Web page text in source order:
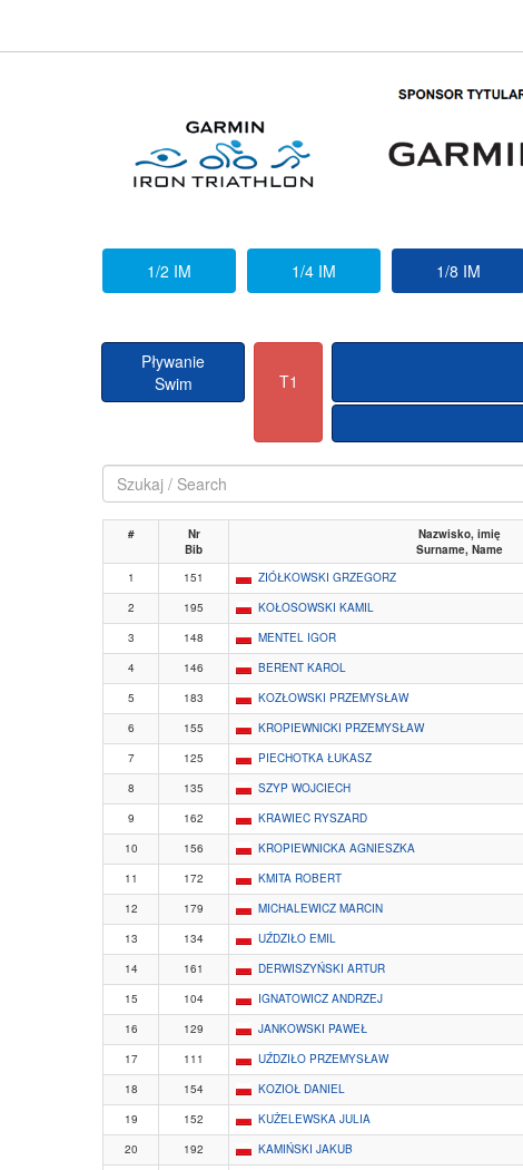
1/2 IM 1/4 IM 1/8 IM
Pływanie
Swim
T1
#
Nr
Bib
Nazwisko, imię
Surname, Name
1
151 ZIÓŁKOWSKI GRZEGORZ
2
195 KOŁOSOWSKI KAMIL
3
148 MENTEL IGOR
4
146 BERENT KAROL
5
183 KOZŁOWSKI PRZEMYSŁAW
6
155 KROPIEWNICKI PRZEMYSŁAW
7
125 PIECHOTKA ŁUKASZ
8
135 SZYP WOJCIECH
9
162 KRAWIEC RYSZARD
10
156 KROPIEWNICKA AGNIESZKA
11
172 KMITA ROBERT
12
179 MICHALEWICZ MARCIN
13
134 UŹDZIŁO EMIL
14
161 DERWISZYŃSKI ARTUR
15
104 IGNATOWICZ ANDRZEJ
16
129 JANKOWSKI PAWEŁ
17
111 UŹDZIŁO PRZEMYSŁAW
18
154 KOZIOŁ DANIEL
19
152 KUŻELEWSKA JULIA
20
192 KAMIŃSKI JAKUB